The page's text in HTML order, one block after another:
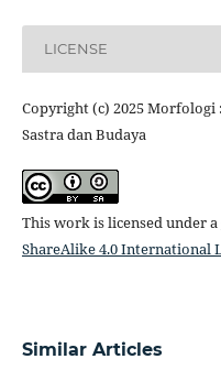
LICENSE
Copyright (c) 2025 Morfologi
Sastra dan Budaya
This work is licensed under a
ShareAlike 4.0 International
Similar Articles